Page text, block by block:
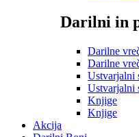
Darilni in
Darilne
Darilne
Ustvarjalni
Ustvarjalni
Knjige
Knjige
Akcija